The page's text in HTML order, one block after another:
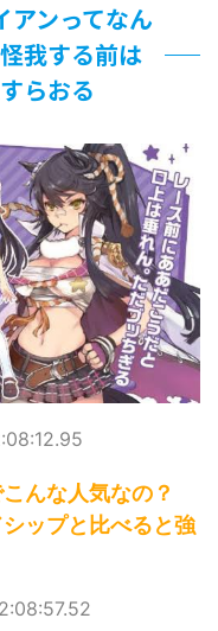
争
まで極める事にした件
ッズ、流石に一線を越
過ぎてつまらない」←合
の解除をお願いしま
ｗｗ
アンってなん
我する前は
らおる
んな人気なの？
ップと比べると強